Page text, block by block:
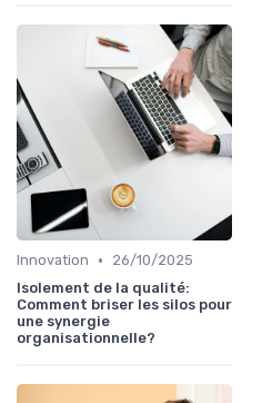
Innovation •
26/10/2025
Isolement de la qualité:
Comment briser les silos pour
une synergie
organisationnelle?